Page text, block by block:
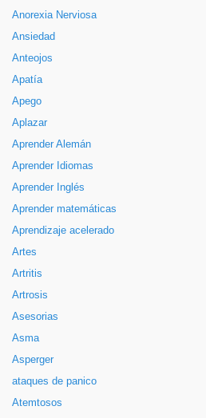
Anorexia Nerviosa
Ansiedad
Anteojos
Apatía
Apego
Aplazar
Aprender Alemán
Aprender Idiomas
Aprender Inglés
Aprender matemáticas
Aprendizaje acelerado
Artes
Artritis
Artrosis
Asesorias
Asma
Asperger
ataques de panico
Atemtosos